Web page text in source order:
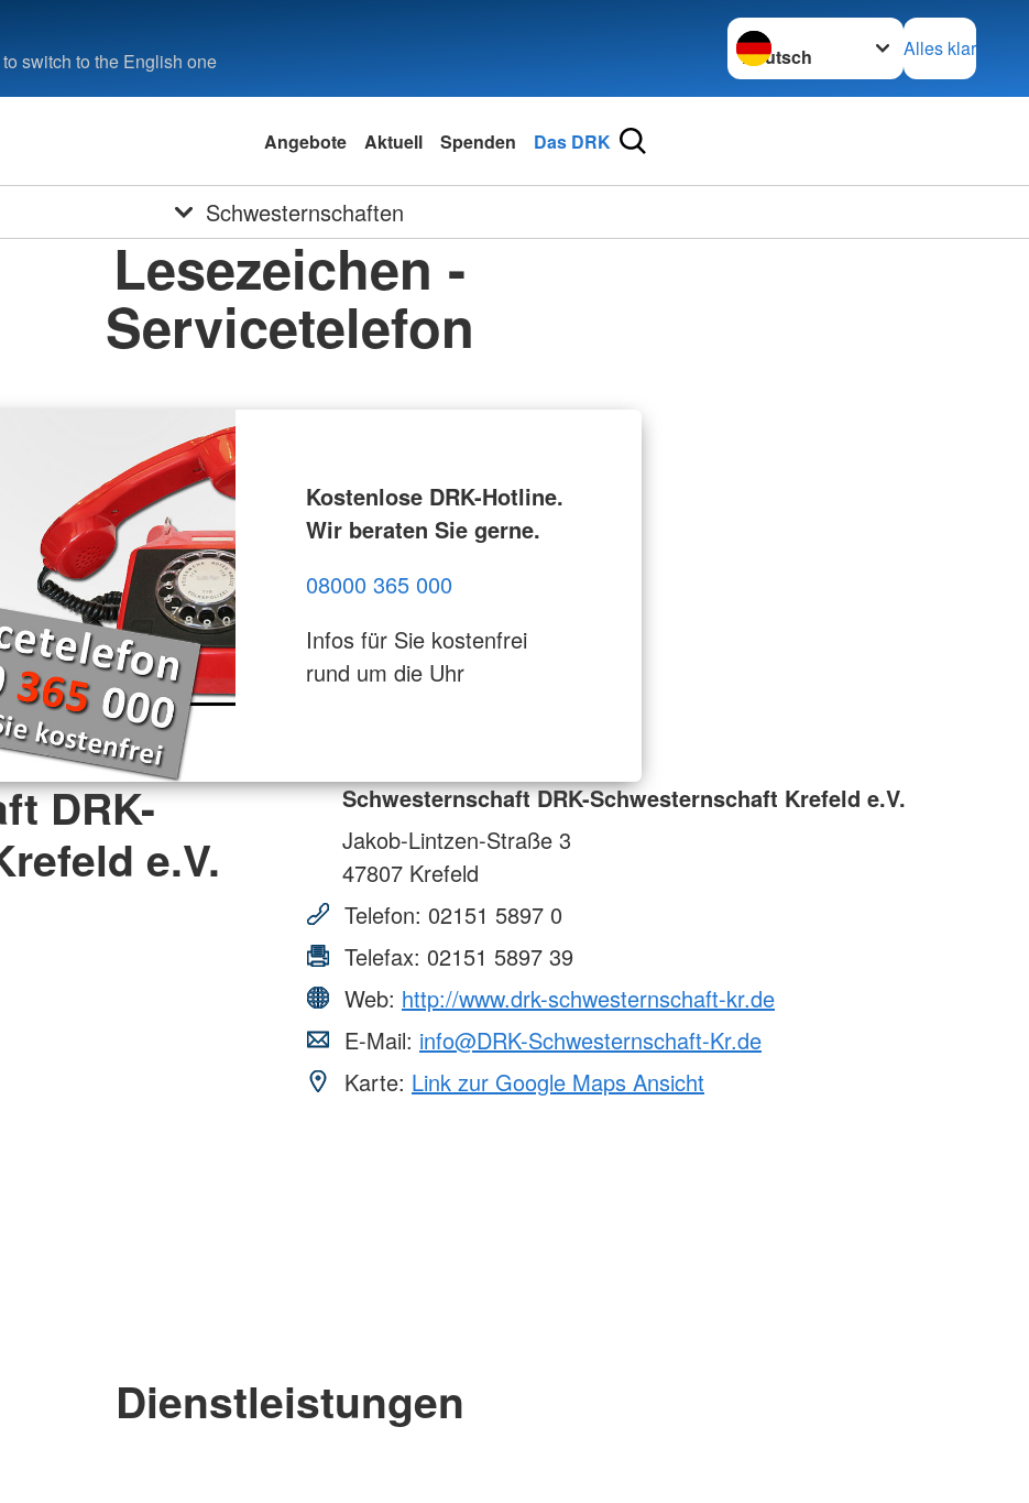
switch to the English one
Sprache wechseln zu
Alles klar
Angebote Aktuell Spenden Das DRK
Schwesternschaften
Lesezeichen -
Servicetelefon
Kostenlose DRK-Hotline.
Wir beraten Sie gerne.
08000 365 000
Infos für Sie kostenfrei
rund um die Uhr
DRK-
e.V.
Schwesternschaft DRK-Schwesternschaft Krefeld e.V.
Jakob-Lintzen-Straße 3
47807 Krefeld
Telefon: 02151 5897 0
Telefax: 02151 5897 39
Web: http://www.drk-schwesternschaft-kr.de
E-Mail: info@DRK-Schwesternschaft-Kr.de
Karte: Link zur Google Maps Ansicht
Dienstleistungen